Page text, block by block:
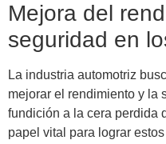
Mejora del
seguridad en
La industria automotriz
mejorar el rendimiento y la
fundición a la cera perdida
papel vital para lograr